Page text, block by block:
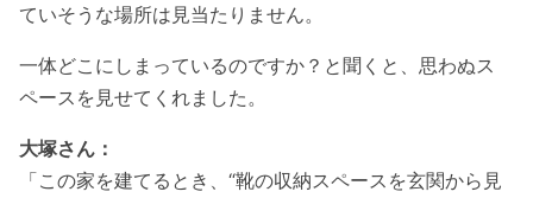
ていそうな場所は見当たりません。
一体どこにしまっているのですか？と聞くと、思わぬス
ペースを見せてくれました。
大塚さん：
「この家を建てるとき、“靴の収納スペースを玄関から見